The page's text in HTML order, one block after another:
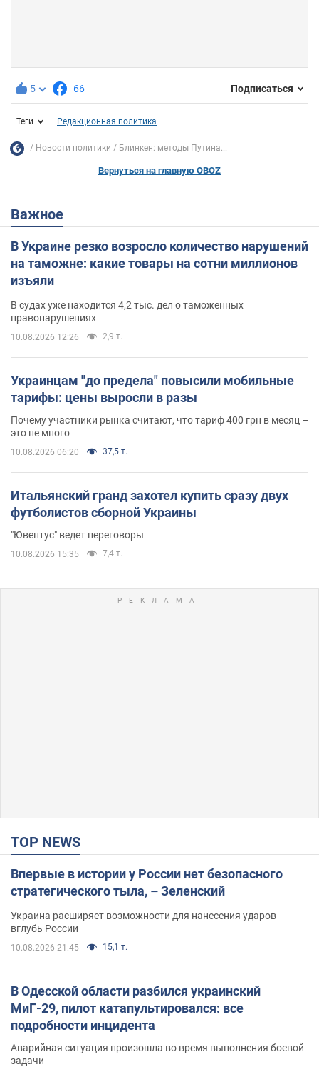
5 66 Подписаться
Теги Редакционная политика
Новости политики Блинкен: методы Путина...
Вернуться на главную OBOZ
Важное
В Украине резко возросло количество нарушений
на таможне: какие товары на сотни миллионов
изъяли
В судах уже находится 4,2 тыс. дел о таможенных
правонарушениях
10.08.2026 12:26 2,9 т.
Украинцам "до предела" повысили мобильные
тарифы: цены выросли в разы
Почему участники рынка считают, что тариф 400 грн в месяц –
это не много
10.08.2026 06:20 37,5 т.
Итальянский гранд захотел купить сразу двух
футболистов сборной Украины
"Ювентус" ведет переговоры
10.08.2026 15:35 7,4 т.
TOP NEWS
Впервые в истории у России нет безопасного
стратегического тыла, – Зеленский
Украина расширяет возможности для нанесения ударов
вглубь России
10.08.2026 21:45 15,1 т.
В Одесской области разбился украинский
МиГ-29, пилот катапультировался: все
подробности инцидента
Аварийная ситуация произошла во время выполнения боевой
задачи